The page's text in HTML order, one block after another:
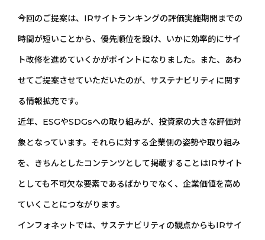
今回のご提案は、IRサイトランキングの評価実施期間までの
時間が短いことから、優先順位を設け、いかに効率的にサイ
ト改修を進めていくかがポイントになりました。また、あわ
せてご提案させていただいたのが、サステナビリティに関す
る情報拡充です。
近年、ESGやSDGsへの取り組みが、投資家の大きな評価対
象となっています。それらに対する企業側の姿勢や取り組み
を、きちんとしたコンテンツとして掲載することはIRサイト
としても不可欠な要素であるばかりでなく、企業価値を高め
ていくことにつながります。
インフォネットでは、サステナビリティの観点からもIRサイ